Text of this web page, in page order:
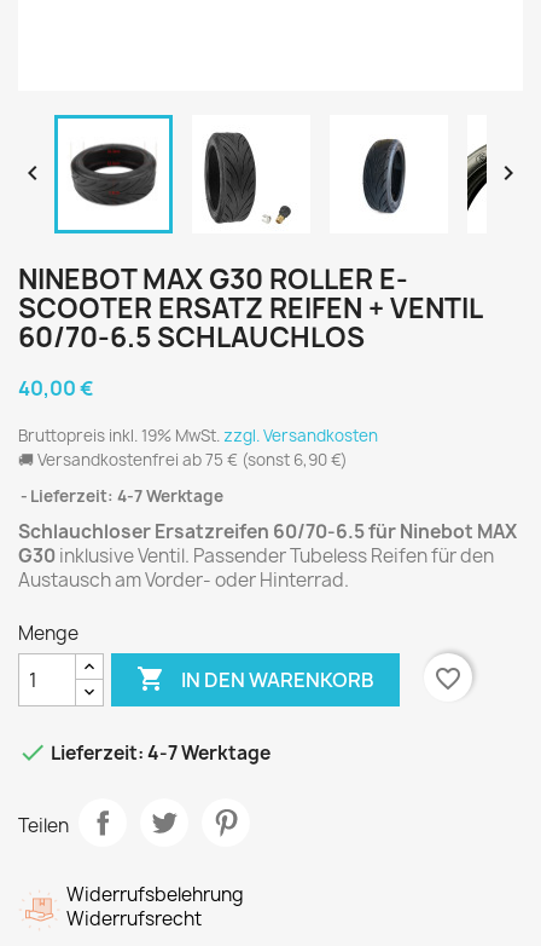
 
NINEBOT MAX G30 ROLLER E-
SCOOTER ERSATZ REIFEN + VENTIL
60/70-6.5 SCHLAUCHLOS
40,00 €
Bruttopreis inkl. 19% MwSt. zzgl. Versandkosten
🚚 Versandkostenfrei ab 75 € (sonst 6,90 €)
Lieferzeit: 4-7 Werktage
Schlauchloser Ersatzreifen 60/70-6.5 für Ninebot MAX
G30inklusive Ventil. Passender Tubeless Reifen für den
Austausch am Vorder- oder Hinterrad.
Menge
 IN DEN WARENKORB favorite_border
 Lieferzeit: 4-7 Werktage
Teilen
Widerrufsbelehrung
Widerrufsrecht